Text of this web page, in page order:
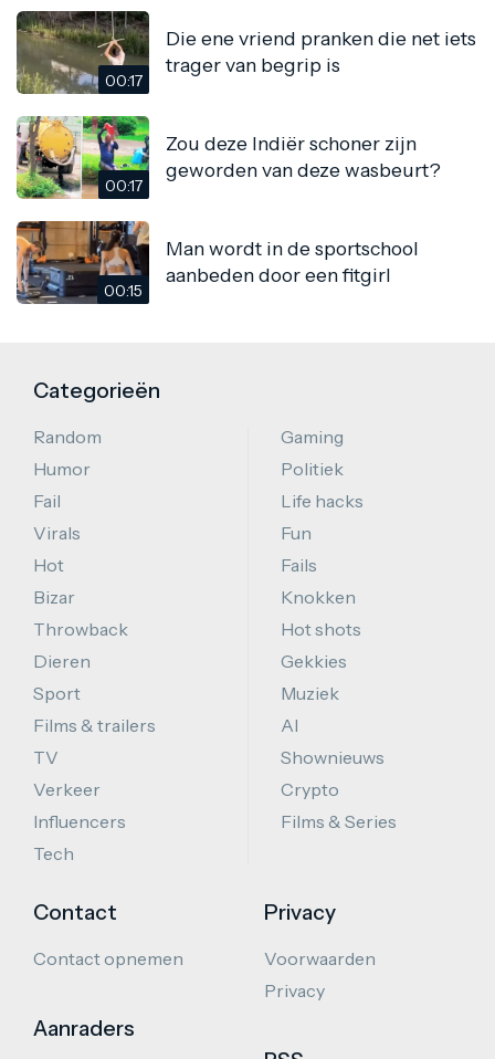
00:17
Die ene vriend pranken die net iets
trager van begrip is
00:17
Zou deze Indiër schoner zijn
geworden van deze wasbeurt?
00:15
Man wordt in de sportschool
aanbeden door een fitgirl
Categorieën
Random
Humor
Fail
Virals
Hot
Bizar
Throwback
Dieren
Sport
Films & trailers
TV
Verkeer
Influencers
Tech
Gaming
Politiek
Life hacks
Fun
Fails
Knokken
Hot shots
Gekkies
Muziek
AI
Shownieuws
Crypto
Films & Series
Contact
Contact opnemen
Aanraders
Privacy
Voorwaarden
Privacy